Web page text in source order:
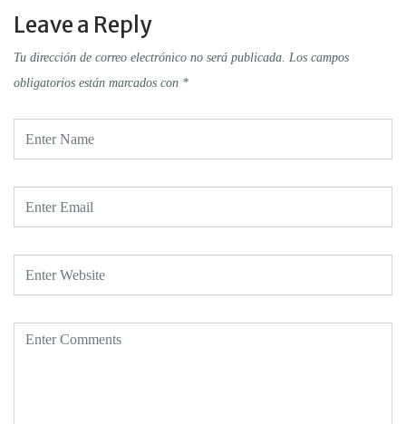
Leave a Reply
Tu dirección de correo electrónico no será publicada. Los campos
obligatorios están marcados con *